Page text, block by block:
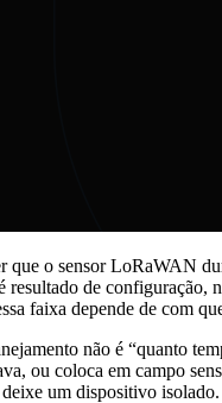
o sensor LoRaWAN
de configuração,
faixa depende de com
não é “quanto
ou coloca em campo
um dispositivo isolado.